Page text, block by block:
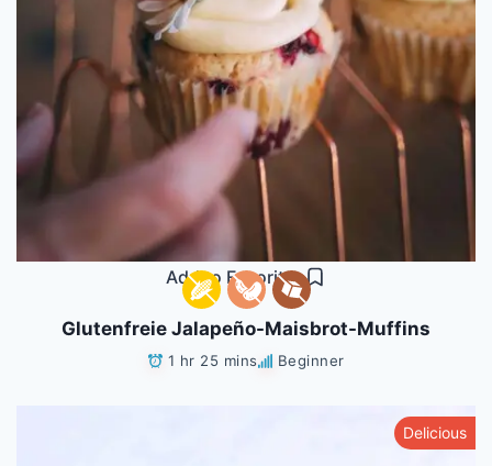
Add to Favorites
Glutenfreie Jalapeño-Maisbrot-Muffins
1 hr 25 mins Beginner
Delicious